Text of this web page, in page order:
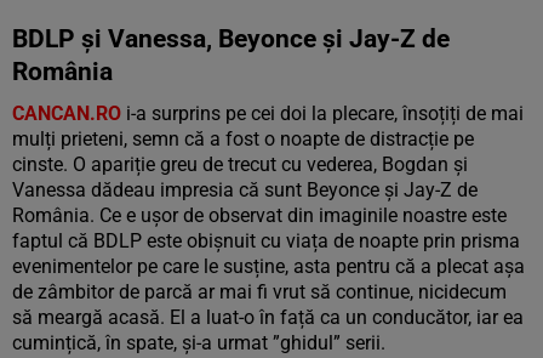
BDLP și Vanessa, Beyonce și Jay-Z de
România
CANCAN.RO i-a surprins pe cei doi la plecare, însoțiți de mai
mulți prieteni, semn că a fost o noapte de distracție pe
cinste. O apariție greu de trecut cu vederea, Bogdan și
Vanessa dădeau impresia că sunt Beyonce și Jay-Z de
România. Ce e ușor de observat din imaginile noastre este
faptul că BDLP este obișnuit cu viața de noapte prin prisma
evenimentelor pe care le susține, asta pentru că a plecat așa
de zâmbitor de parcă ar mai fi vrut să continue, nicidecum
să meargă acasă. El a luat-o în față ca un conducător, iar ea
cumințică, în spate, și-a urmat ”ghidul” serii.